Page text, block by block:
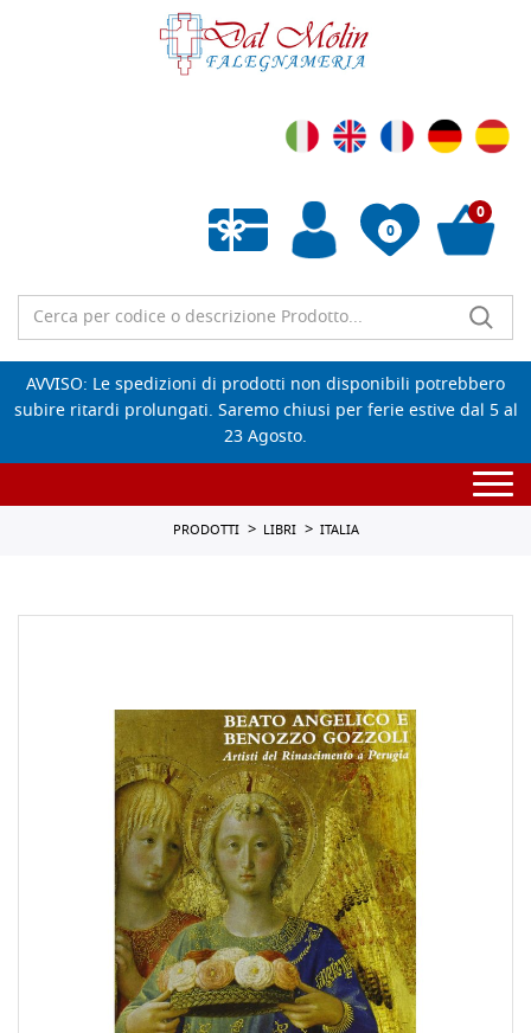
0
Wishlist vuota
0
AVVISO: Le spedizioni di prodotti non disponibili potrebbero
subire ritardi prolungati. Saremo chiusi per ferie estive dal 5 al
23 Agosto.
PRODOTTI LIBRI ITALIA